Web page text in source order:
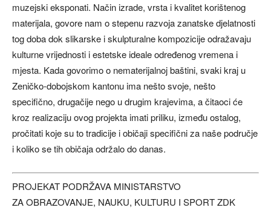
muzejski eksponati. Način izrade, vrsta i kvalitet korištenog
materijala, govore nam o stepenu razvoja zanatske djelatnosti
tog doba dok slikarske i skulpturalne kompozicije odražavaju
kulturne vrijednosti i estetske ideale određenog vremena i
mjesta. Kada govorimo o nematerijalnoj baštini, svaki kraj u
Zeničko-dobojskom kantonu ima nešto svoje, nešto
specifično, drugačije nego u drugim krajevima, a čitaoci će
kroz realizaciju ovog projekta imati priliku, između ostalog,
pročitati koje su to tradicije i običaji specifični za naše područje
i koliko se tih običaja održalo do danas.
PROJEKAT PODRŽAVA MINISTARSTVO
ZA OBRAZOVANJE, NAUKU, KULTURU I SPORT ZDK